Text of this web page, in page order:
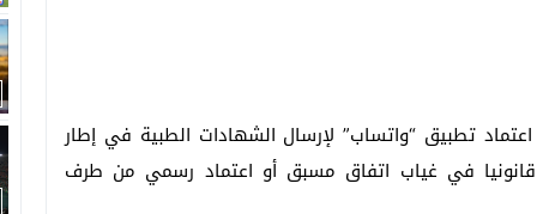
تطبيق “واتساب” لإرسال الشهادات الطبية في إطار
في غياب اتفاق مسبق أو اعتماد رسمي من طرف